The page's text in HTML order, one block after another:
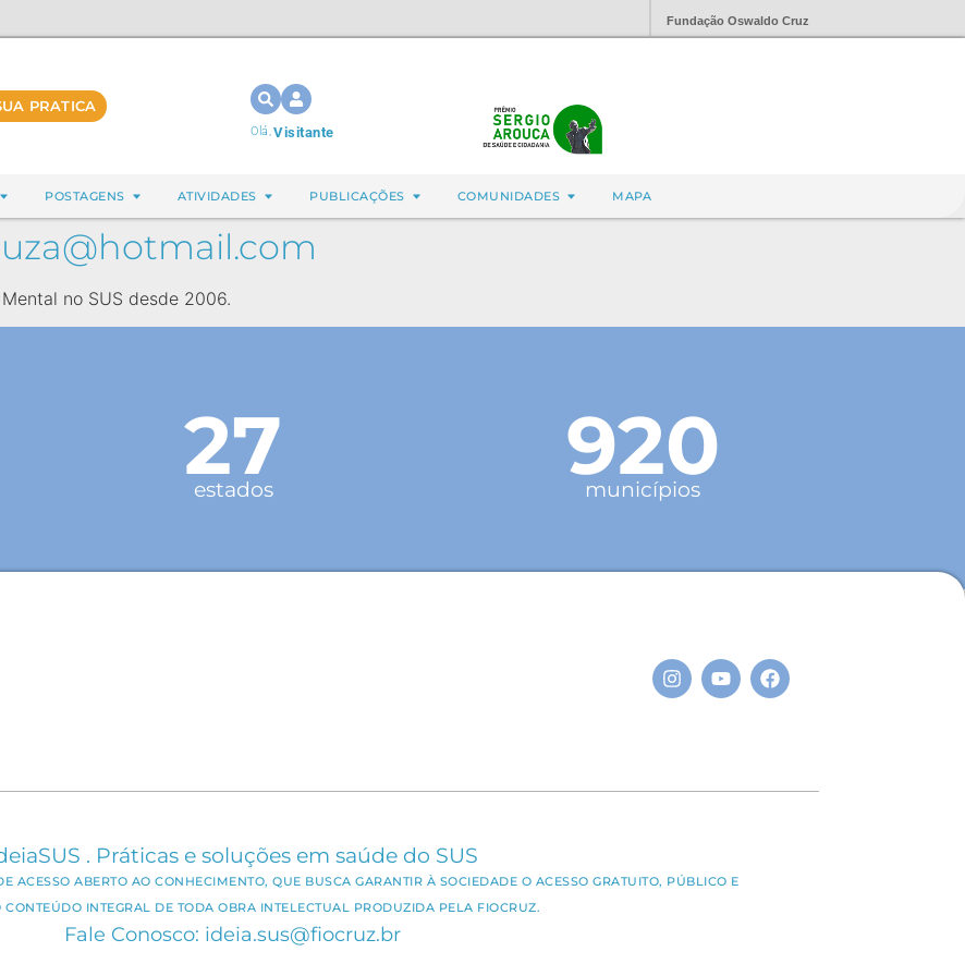
Fundação Oswaldo Cruz
PRATICA
Olá,Visitante
POSTAGENS ATIVIDADES PUBLICAÇÕES COMUNIDADES MAPA
no SUS desde 2006.
27
estados 920
municípios
. Práticas e soluções em saúde do SUS
ACESSO ABERTO AO CONHECIMENTO, QUE BUSCA GARANTIR À SOCIEDADE O ACESSO GRATUITO, PÚBLICO E
CONTEÚDO INTEGRAL DE TODA OBRA INTELECTUAL PRODUZIDA PELA FIOCRUZ.
Fale Conosco: ideia.sus@fiocruz.br